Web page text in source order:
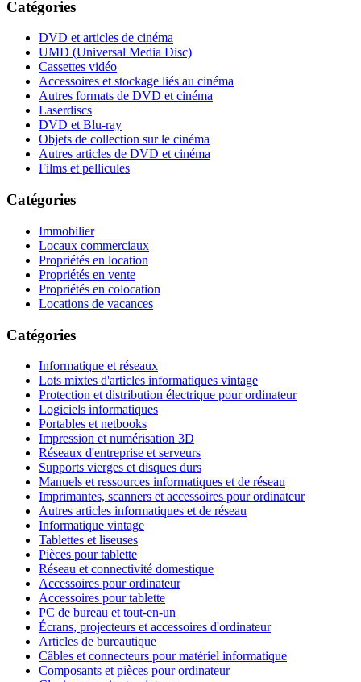
Catégories
DVD et articles de cinéma
UMD (Universal Media Disc)
Cassettes vidéo
Accessoires et stockage liés au cinéma
Autres formats de DVD et cinéma
Laserdiscs
DVD et Blu-ray
Objets de collection sur le cinéma
Autres articles de DVD et cinéma
Films et pellicules
Catégories
Immobilier
Locaux commerciaux
Propriétés en location
Propriétés en vente
Propriétés en colocation
Locations de vacances
Catégories
Informatique et réseaux
Lots mixtes d'articles informatiques vintage
Protection et distribution électrique pour ordinateur
Logiciels informatiques
Portables et netbooks
Impression et numérisation 3D
Réseaux d'entreprise et serveurs
Supports vierges et disques durs
Manuels et ressources informatiques et de réseau
Imprimantes, scanners et accessoires pour ordinateur
Autres articles informatiques et de réseau
Informatique vintage
Tablettes et liseuses
Pièces pour tablette
Réseau et connectivité domestique
Accessoires pour ordinateur
Accessoires pour tablette
PC de bureau et tout-en-un
Écrans, projecteurs et accessoires d'ordinateur
Articles de bureautique
Câbles et connecteurs pour matériel informatique
Composants et pièces pour ordinateur